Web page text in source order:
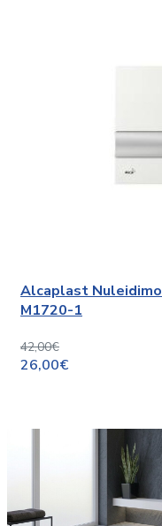
Alcaplast Nuleidimo mygtukas baltas/chromas
M1720-1
42,00€
26,00€